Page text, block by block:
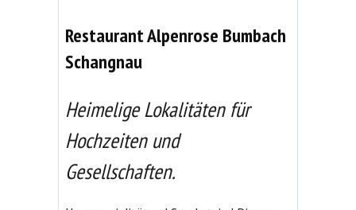
Restaurant Alpenrose Bumbach
Schangnau
Heimelige Lokalitäten für
Hochzeiten und
Gesellschaften.